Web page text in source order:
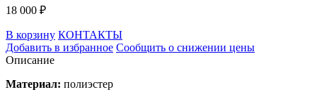
18 000 ₽
В корзину КОНТАКТЫ
Добавить в избранное Сообщить о снижении цены
Описание
Материал: полиэстер